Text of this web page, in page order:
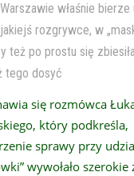
właśnie bierze
rozgrywce, w
też po prostu się
tego dosyć
się rozmówca
który podkreśla,
sprawy przy
wywołało szerokie